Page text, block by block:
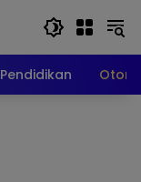
Pendidikan